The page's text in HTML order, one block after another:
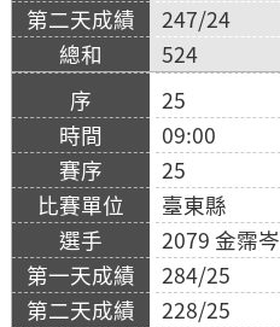
247/24
524
25
09:00
25
臺東縣
2079 金霈岑
284/25
228/25